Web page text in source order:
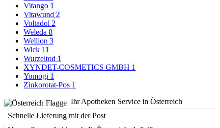
Vitango 1
Vitawund 2
Voltadol 2
Weleda 8
Wellion 3
Wick 11
Wurzeltod 1
XYNDET-COSMETICS GMBH 1
Yomogi 1
Zinkorotat-Pos 1
Ihr Apotheken Service in Österreich
Schnelle Lieferung mit der Post